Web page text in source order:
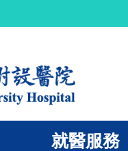
就醫服務